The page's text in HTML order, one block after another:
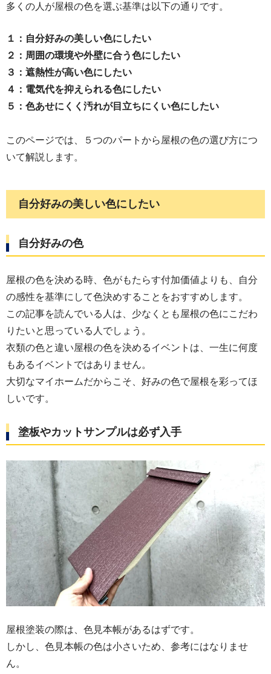
多くの人が屋根の色を選ぶ基準は以下の通りです。
１：自分好みの美しい色にしたい
２：周囲の環境や外壁に合う色にしたい
３：遮熱性が高い色にしたい
４：電気代を抑えられる色にしたい
５：色あせにくく汚れが目立ちにくい色にしたい
このページでは、５つのパートから屋根の色の選び方につ
いて解説します。
自分好みの美しい色にしたい
自分好みの色
屋根の色を決める時、色がもたらす付加価値よりも、自分
の感性を基準にして色決めすることをおすすめします。
この記事を読んでいる人は、少なくとも屋根の色にこだわ
りたいと思っている人でしょう。
衣類の色と違い屋根の色を決めるイベントは、一生に何度
もあるイベントではありません。
大切なマイホームだからこそ、好みの色で屋根を彩ってほ
しいです。
塗板やカットサンプルは必ず入手
屋根塗装の際は、色見本帳があるはずです。
しかし、色見本帳の色は小さいため、参考にはなりませ
ん。